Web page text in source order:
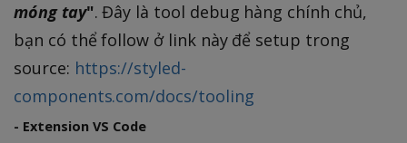
móng tay". Đây là tool debug hàng chính chủ,
bạn có thể follow ở link này để setup trong
source: https://styled-
components.com/docs/tooling
- Extension VS Code